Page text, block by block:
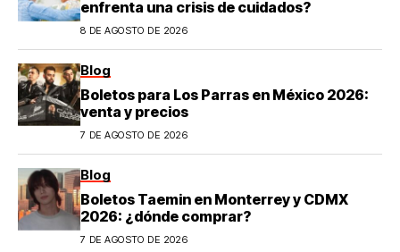
enfrenta una crisis de cuidados?
8 DE AGOSTO DE 2026
Blog
Boletos para Los Parras en México 2026:
venta y precios
7 DE AGOSTO DE 2026
Blog
Boletos Taemin en Monterrey y CDMX
2026: ¿dónde comprar?
7 DE AGOSTO DE 2026